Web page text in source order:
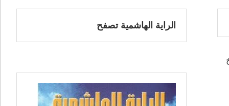
الراية الهاشمية تصفح